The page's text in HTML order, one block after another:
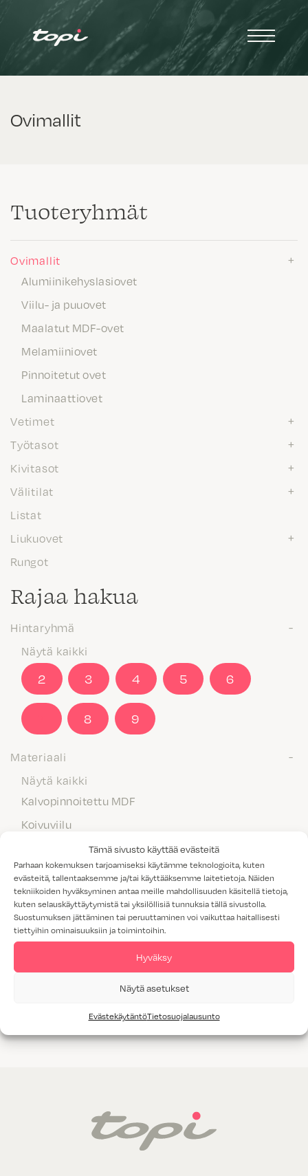
Tämä sivusto käyttää evästeitä
Parhaan kokemuksen tarjoamiseksi käytämme teknologioita, kuten
evästeitä, tallentaaksemme ja/tai käyttääksemme laitetietoja. Näiden
tekniikoiden hyväksyminen antaa meille mahdollisuuden käsitellä tietoja,
kuten selauskäyttäytymistä tai yksilöllisiä tunnuksia tällä sivustolla.
Suostumuksen jättäminen tai peruuttaminen voi vaikuttaa haitallisesti
tiettyihin ominaisuuksiin ja toimintoihin.
Hyväksy
Näytä asetukset
EvästekäytäntöTietosuojalausunto
Ovimallit
Tuote­ryhmät
Ovimallit
Alumiinikehyslasiovet
Viilu- ja puuovet
Maalatut MDF-ovet
Melamiiniovet
Pinnoitetut ovet
Laminaattiovet
Vetimet
Työtasot
Kivitasot
Välitilat
Listat
Liukuovet
Rungot
Rajaa hakua
Hintaryhmä
Näytä kaikki
2 3 4 5 6
8 9
Materiaali
Näytä kaikki
Kalvopinnoitettu MDF
Koivuviilu
Maalattu MDF
Massiivipuu
Melamiini
Tammiviilu